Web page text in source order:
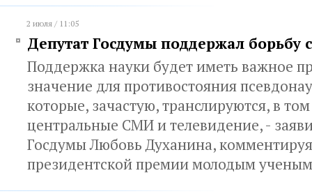
2 июля / 11:05
Депутат Госдумы поддержал борьбу
Поддержка науки будет иметь важное
значение для противостояния
которые, зачастую, транслируются, в
центральные СМИ и телевидение, -
Госдумы Любовь Духанина,
президентской премии молодым